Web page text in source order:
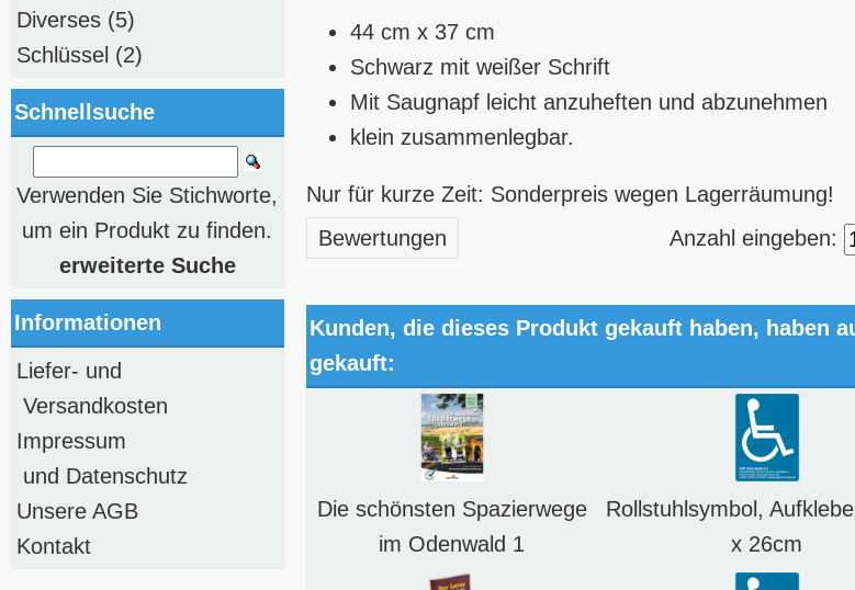
44 cm x 37 cm
Schwarz mit weißer Schrift
Mit Saugnapf leicht anzuheften und abzunehmen
klein zusammenlegbar.
Nur für kurze Zeit: Sonderpreis wegen Lagerräumung!
Anzahl eingeben:
Bewertungen
Kunden, die dieses Produkt gekauft haben, haben
gekauft:
Die schönsten Spazierwege
im Odenwald 1
Rollstuhlsymbol,
x 26cm
Diverses (5)
Schlüssel (2)
Schnellsuche
Verwenden Sie Stichworte,
um ein Produkt zu finden.
erweiterte Suche
Informationen
Liefer- und
Versandkosten
Impressum
und Datenschutz
Unsere AGB
Kontakt